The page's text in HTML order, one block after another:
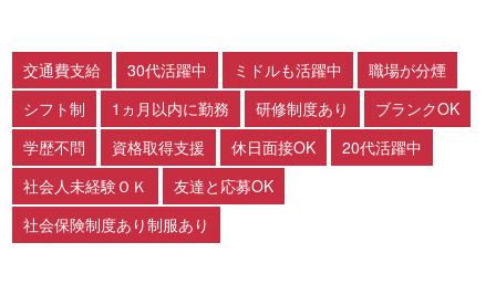
交通費支給 30代活躍中 ミドルも活躍中
職場が分煙
シフト制
1ヵ月以内に勤務 研修制度あり
ブランクOK
学歴不問
資格取得支援 休日面接OK
20代活躍中
社会人未経験ＯＫ
友達と応募OK
社会保険制度あり制服あり